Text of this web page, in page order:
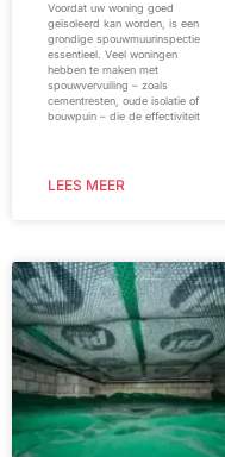
Voordat uw woning goed
geïsoleerd kan worden, is een
grondige spouwmuurinspectie
essentieel. Veel woningen
hebben te maken met
spouwvervuiling – zoals
cementresten, oude isolatie of
bouwpuin – die de effectiviteit
LEES MEER